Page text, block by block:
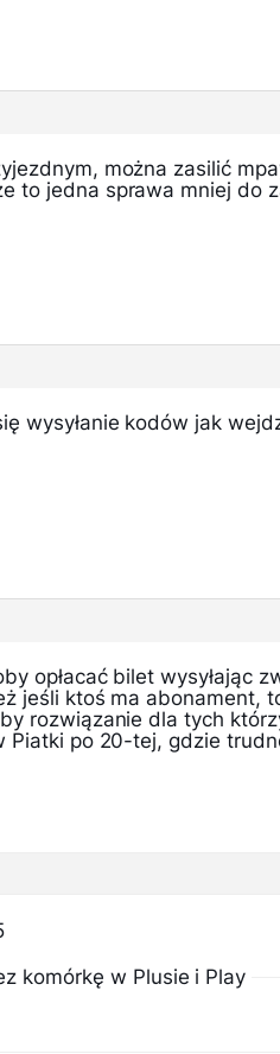
można zasilić
to jedna sprawa mniej do
wysyłanie kodów jak
opłacać bilet wysyłając
jeśli ktoś ma abonament,
rozwiązanie dla tych
Piatki po 20-tej, gdzie
komórkę w Plusie i Play